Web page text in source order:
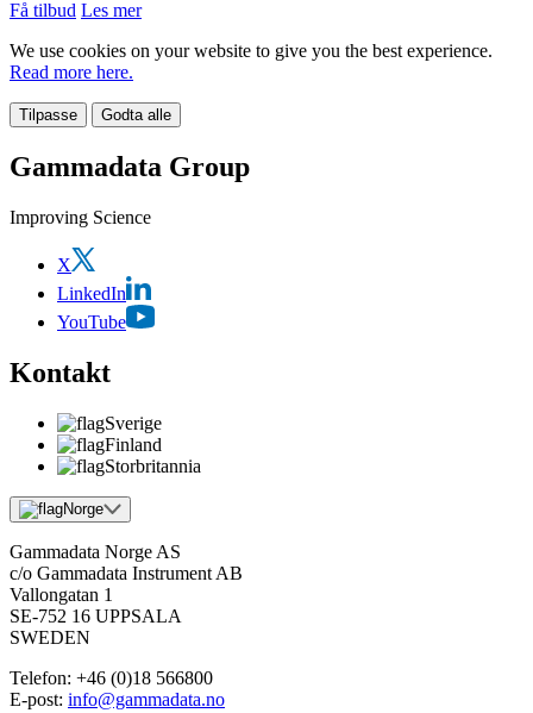
Få tilbud Les mer
We use cookies on your website to give you the best experience.
Read more here.
Tilpasse Godta alle
Gammadata Group
Improving Science
X
LinkedIn
YouTube
Kontakt
Sverige
Finland
Storbritannia
Norge
Gammadata Norge AS
c/o Gammadata Instrument AB
Vallongatan 1
SE-752 16 UPPSALA
SWEDEN
Telefon: +46 (0)18 566800
E-post: info@gammadata.no